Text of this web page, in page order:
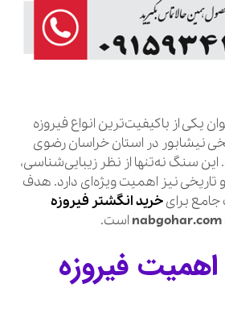
یکی از باکیفیت‌ترین انواع فیروزه
نیشابور در استان خراسان رضوی
سنگ نه‌تنها از نظر زیبایی‌شناسی،
تاریخی نیز اهمیت ویژه‌ای دارد. هدف
جامع برایخرید انگشتر فیروزه
nabgohar.com است.
فیروزه